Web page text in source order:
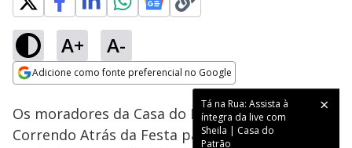
A+ A-
Adicione como fonte preferencial no Google
Tá na Rua: Assista à
íntegra da live com
Sheila | Casa do
Patrão
Ativar
Loaded
35.60%
Os moradores da Casa do Patrão iniciaram o
Correndo Atrás da Festa para liberar o evento